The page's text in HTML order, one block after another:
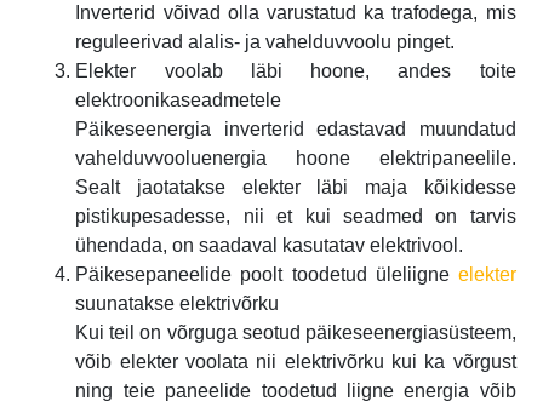
Inverterid võivad olla varustatud ka trafodega, mis
reguleerivad alalis- ja vahelduvvoolu pinget.
Elekter voolab läbi hoone, andes toite
elektroonikaseadmetele
Päikeseenergia inverterid edastavad muundatud
vahelduvvooluenergia hoone elektripaneelile.
Sealt jaotatakse elekter läbi maja kõikidesse
pistikupesadesse, nii et kui seadmed on tarvis
ühendada, on saadaval kasutatav elektrivool.
Päikesepaneelide poolt toodetud üleliigne elekter
suunatakse elektrivõrku
Kui teil on võrguga seotud päikeseenergiasüsteem,
võib elekter voolata nii elektrivõrku kui ka võrgust
ning teie paneelide toodetud liigne energia võib